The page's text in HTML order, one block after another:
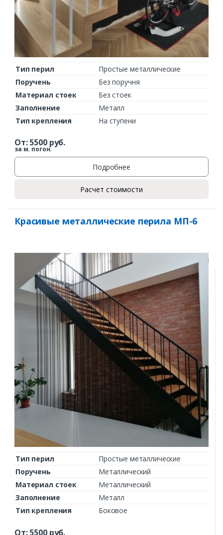
Тип перил
Простые металлические
Поручень
Без поручня
Материал стоек
Без стоек
Заполнение
Металл
Тип крепления
На ступени
От:5500руб.
за м. погон.
Подробнее
Расчет стоимости
Красивые металлические перила МП-6
Тип перил
Простые металлические
Поручень
Металлический
Материал стоек
Металлический
Заполнение
Металл
Тип крепления
Боковое
От:5500руб.